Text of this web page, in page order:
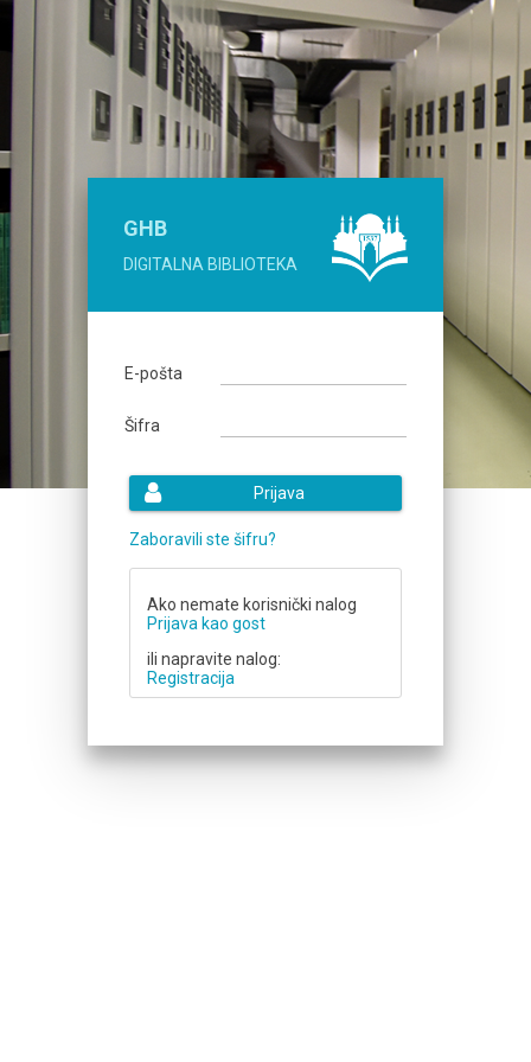
GHB
DIGITALNA BIBLIOTEKA
E-pošta
Šifra
Prijava
Zaboravili ste šifru?
Ako nemate korisnički nalog
Prijava kao gost
ili napravite nalog:
Registracija